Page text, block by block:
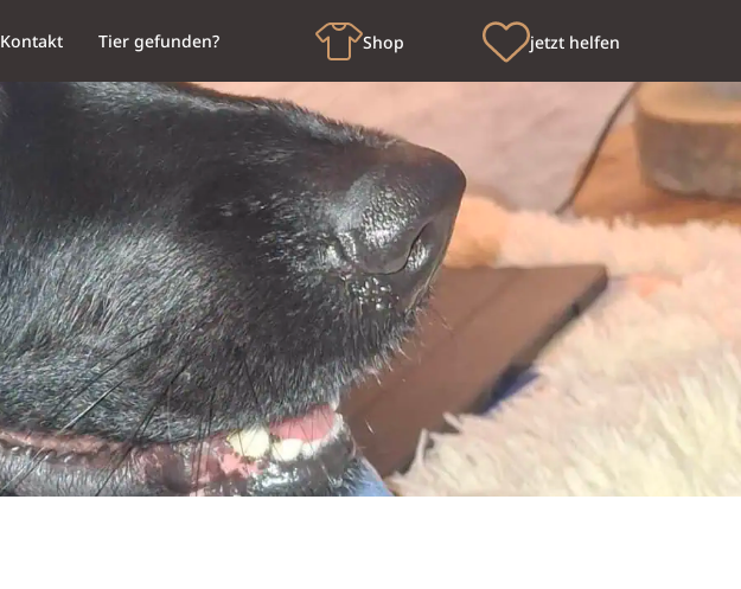
Kontakt Tier gefunden? Shop jetzt helfen